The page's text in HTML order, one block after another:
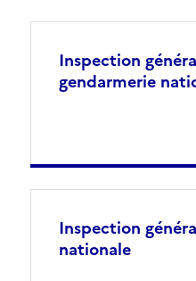
Inspection
gendarmerie
Inspection
nationale